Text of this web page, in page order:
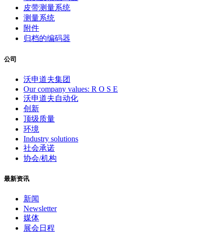
皮带测量系统
测量系统
附件
归档的编码器
公司
沃申道夫集团
Our company values: R O S E
沃申道夫自动化
创新
顶级质量
环境
Industry solutions
社会承诺
协会/机构
最新资讯
新闻
Newsletter
媒体
展会日程